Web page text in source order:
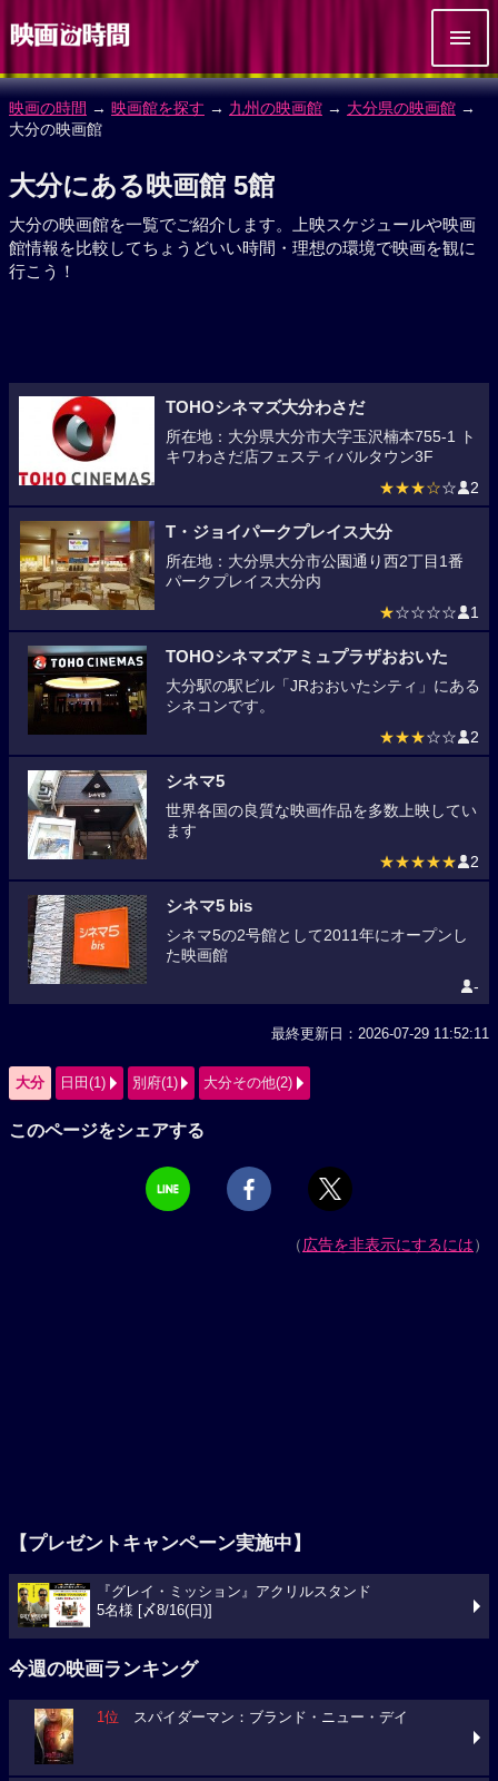
映画の時間 → 映画館を探す → 九州の映画館 → 大分県の映画館 →
大分の映画館
大分にある映画館 5館
大分の映画館を一覧でご紹介します。上映スケジュールや映画
館情報を比較してちょうどいい時間・理想の環境で映画を観に
行こう！
TOHOシネマズ大分わさだ
所在地：大分県大分市大字玉沢楠本755-1 ト
キワわさだ店フェスティバルタウン3F
★★★☆☆ 2
T・ジョイパークプレイス大分
所在地：大分県大分市公園通り西2丁目1番
パークプレイス大分内
★☆☆☆☆ 1
TOHOシネマズアミュプラザおおいた
大分駅の駅ビル「JRおおいたシティ」にある
シネコンです。
★★★☆☆ 2
シネマ5
世界各国の良質な映画作品を多数上映してい
ます
★★★★★ 2
シネマ5 bis
シネマ5の2号館として2011年にオープンし
た映画館
-
最終更新日：2026-07-29 11:52:11
大分 日田(1) 別府(1) 大分その他(2)
このページをシェアする
（広告を非表示にするには）
【プレゼントキャンペーン実施中】
『グレイ・ミッション』アクリルスタンド
5名様 [〆8/16(日)]
今週の映画ランキング
1位 スパイダーマン：ブランド・ニュー・デイ